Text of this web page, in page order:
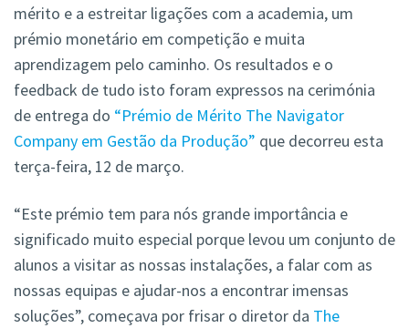
mérito e a estreitar ligações com a academia, um
prémio monetário em competição e muita
aprendizagem pelo caminho. Os resultados e o
feedback de tudo isto foram expressos na cerimónia
de entrega do “Prémio de Mérito The Navigator
Company em Gestão da Produção” que decorreu esta
terça-feira, 12 de março.
“Este prémio tem para nós grande importância e
significado muito especial porque levou um conjunto de
alunos a visitar as nossas instalações, a falar com as
nossas equipas e ajudar-nos a encontrar imensas
soluções”, começava por frisar o diretor da The